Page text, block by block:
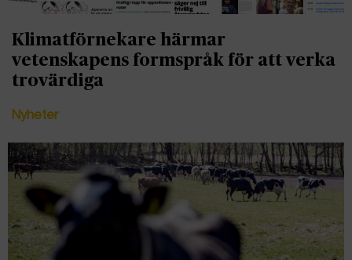
Klimatförnekare härmar
vetenskapens formspråk för att verka
trovärdiga
Nyheter